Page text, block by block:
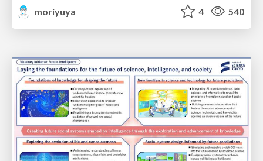
moriyuya
4 540